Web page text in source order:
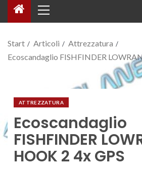
Start Articoli
Attrezzatura
Ecoscandaglio FISHFINDER
ATTREZZATURA
Ecoscandaglio
FISHFINDER
HOOK 2 4x GPS